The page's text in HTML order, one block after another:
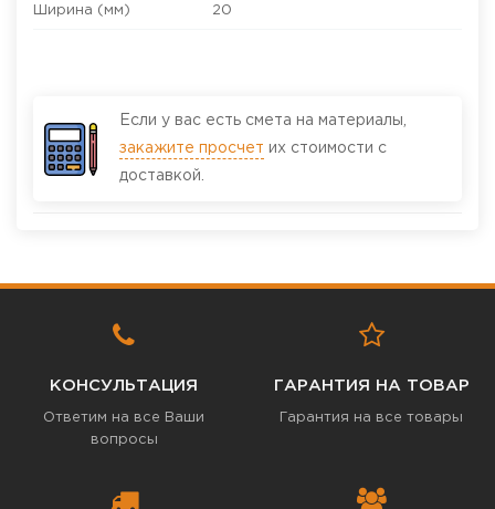
Ширина (мм) 20
Если у вас есть смета на материалы,
закажите просчет их стоимости с
доставкой.
КОНСУЛЬТАЦИЯ
Ответим на все Ваши
вопросы
ГАРАНТИЯ НА ТОВАР
Гарантия на все товары